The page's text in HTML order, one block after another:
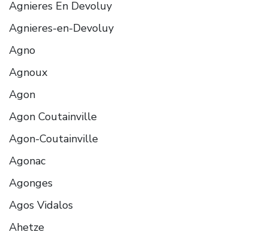
Agnieres En Devoluy
Agnieres-en-Devoluy
Agno
Agnoux
Agon
Agon Coutainville
Agon-Coutainville
Agonac
Agonges
Agos Vidalos
Ahetze